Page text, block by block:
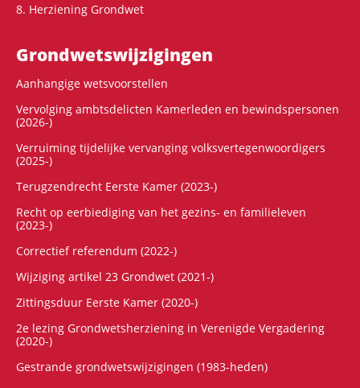
8. Herziening Grondwet
Grondwets­wijzigingen
Aanhangige wetsvoorstellen
Vervolging ambtsdelicten Kamerleden en bewindspersonen
(2026-)
Verruiming tijdelijke vervanging volksvertegenwoordigers
(2025-)
Terugzendrecht Eerste Kamer (2023-)
Recht op eerbiediging van het gezins- en familieleven
(2023-)
Correctief referendum (2022-)
Wijziging artikel 23 Grondwet (2021-)
Zittingsduur Eerste Kamer (2020-)
2e lezing Grondwetsherziening in Verenigde Vergadering
(2020-)
Gestrande grondwetswijzigingen (1983-heden)